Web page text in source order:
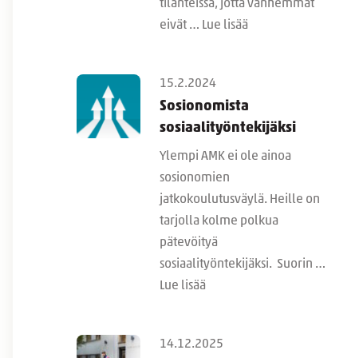
tilanteissa, jotta vanhemmat
eivät … Lue lisää
15.2.2024
Sosionomista
sosiaalityöntekijäksi
Ylempi AMK ei ole ainoa
sosionomien
jatkokoulutusväylä. Heille on
tarjolla kolme polkua
pätevöityä
sosiaalityöntekijäksi. Suorin …
Lue lisää
14.12.2025